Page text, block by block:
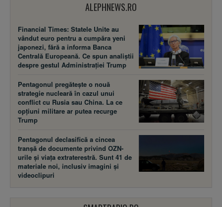
ALEPHNEWS.RO
Financial Times: Statele Unite au
vândut euro pentru a cumpăra yeni
japonezi, fără a informa Banca
Centrală Europeană. Ce spun analiștii
despre gestul Administrației Trump
Pentagonul pregătește o nouă
strategie nucleară în cazul unui
conflict cu Rusia sau China. La ce
opțiuni militare ar putea recurge
Trump
Pentagonul declasifică a cincea
tranșă de documente privind OZN-
urile și viața extraterestră. Sunt 41 de
materiale noi, inclusiv imagini și
videoclipuri